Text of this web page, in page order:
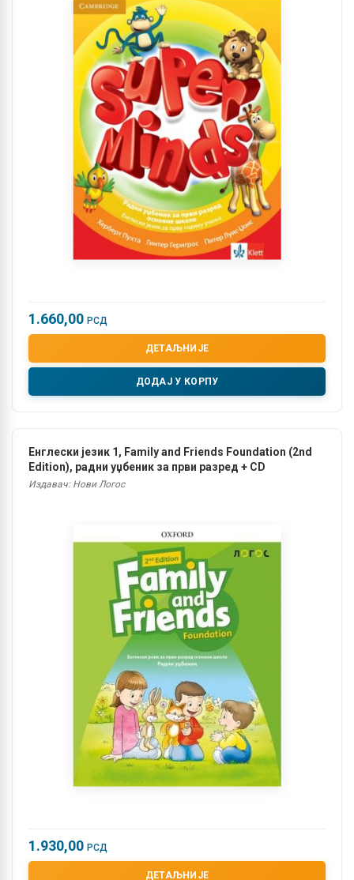
1.660,00 РСД
ДЕТАЉНИЈЕ
ДОДАЈ У КОРПУ
Енглески језик 1, Family and Friends Foundation (2nd
Edition), радни уџбеник за први разред + CD
Издавач: Нови Логос
1.930,00 РСД
ДЕТАЉНИЈЕ